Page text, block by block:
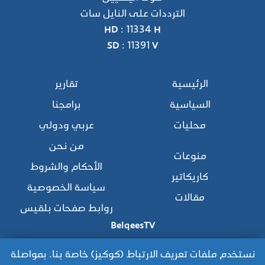
نستخدم ملفات تعريف الارتباط (كوكيز) خاصة بنا. بمواصلة
الترددات على النايل سات
HD : 11334 H
SD : 11391 V
الرئيسية
السياسية
محليات
تقارير
برامجنا
عربي ودولي
منوعات
كاريكاتير
مقالات
من نحن
الأحكام والشروط
سياسة الخصوصية
روابط صفحات بلقيس
BelqeesTV